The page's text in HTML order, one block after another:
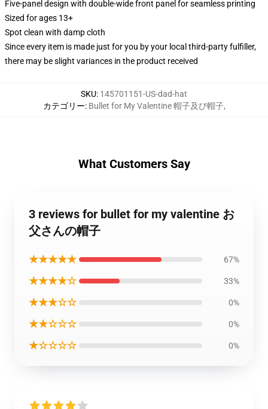
Five-panel design with double-wide front panel for seamless printing
Sized for ages 13+
Spot clean with damp cloth
Since every item is made just for you by your local third-party fulfiller,
there may be slight variances in the product received
SKU: 145701151-US-dad-hat
カテゴリー: Bullet for My Valentine 帽子及び帽子,
What Customers Say
3 reviews for bullet for my valentine お
父さんの帽子
★★★★★ 67%
★★★★☆ 33%
★★★☆☆ 0%
★★☆☆☆ 0%
★☆☆☆☆ 0%